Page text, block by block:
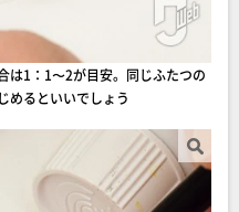
は1：1〜2が目安。同じふたつの
めるといいでしょう